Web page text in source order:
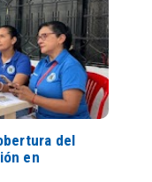
del
en